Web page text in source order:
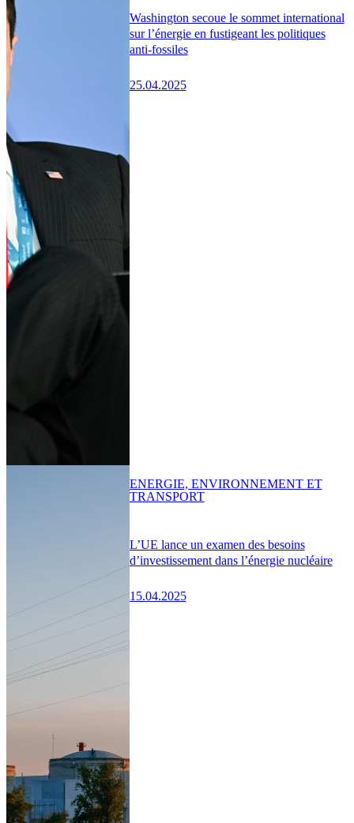
Washington secoue le sommet international
sur l’énergie en fustigeant les politiques
anti-fossiles
25.04.2025
L’UE lance un examen des besoins
d’investissement dans l’énergie nucléaire
15.04.2025
ENERGIE, ENVIRONNEMENT ET
TRANSPORT